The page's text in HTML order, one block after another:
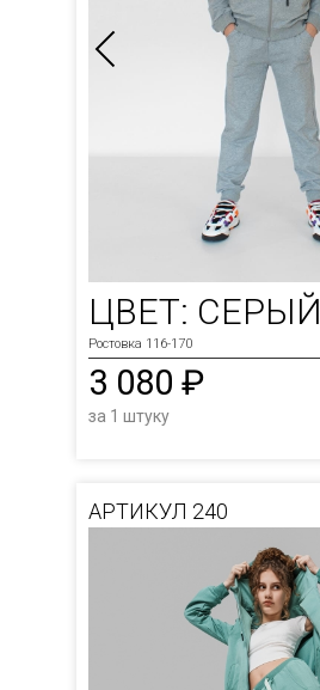
ЦВЕТ: СЕРЫЙ
Ростовка 116-170
3 080 ₽
за 1 штуку
АРТИКУЛ 240